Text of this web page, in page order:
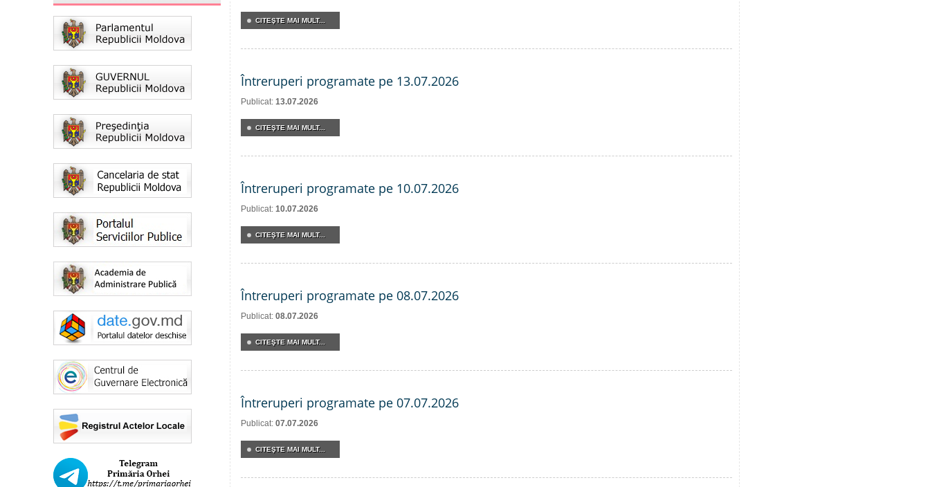
CITEŞTE MAI MULT...
Întreruperi programate pe 13.07.2026
Publicat: 13.07.2026
CITEŞTE MAI MULT...
Întreruperi programate pe 10.07.2026
Publicat: 10.07.2026
CITEŞTE MAI MULT...
Întreruperi programate pe 08.07.2026
Publicat: 08.07.2026
CITEŞTE MAI MULT...
Întreruperi programate pe 07.07.2026
Publicat: 07.07.2026
CITEŞTE MAI MULT...